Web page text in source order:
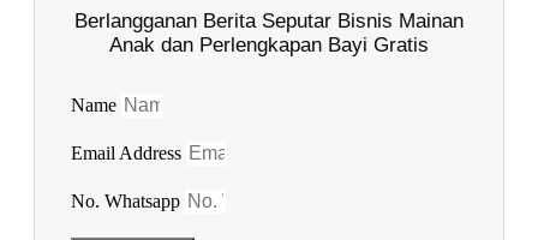
Berlangganan Berita Seputar Bisnis Mainan
Anak dan Perlengkapan Bayi Gratis
Name
Email Address
No. Whatsapp